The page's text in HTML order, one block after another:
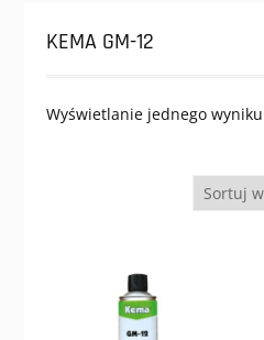
KEMA GM-12
Wyświetlanie jednego wyniku